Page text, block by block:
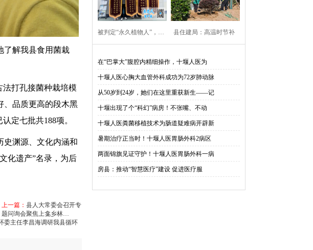
了解我县食用菌栽
打孔接菌种栽培模
、品质更高的段木黑
定七批共188项。
史渊源、文化内涵和
化遗产”名录，为后
上一篇： 县人大常委会召开专
题问询会聚焦上龛乡林…
委主任李昌海调研我县循环
被判定“永久植物人”，… 县住建局：高温时节补
在“巴掌大”腹腔内精细操作，十堰人医为
十堰人医心胸大血管外科成功为72岁肺动脉
从50岁到24岁，她们在这里重获新生——记
十堰出现了个“科幻”病房！不张嘴、不动
十堰人医粪菌移植技术为肠道疑难病开辟新
暑期治疗正当时！十堰人医胃肠外科2病区
两面锦旗见证守护！十堰人医胃肠外科一病
房县：推动“智慧医疗”建设 促进医疗服